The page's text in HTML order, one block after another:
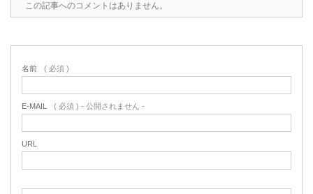
この記事へのコメントはありません。
名前 ( 必須 )
E-MAIL ( 必須 ) - 公開されません -
URL